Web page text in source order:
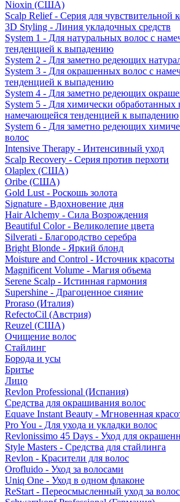
Nioxin (США)
Scalp Relief - Серия для чувствительной
3D Styling - Линия укладочных средств
System 1 - Для натуральных волос с
тенденцией к выпадению
System 2 - Для заметно редеющих
System 3 - Для окрашенных волос с
тенденцией к выпадению
System 4 - Для заметно редеющих
System 5 - Для химически обработанных
намечающейся тенденцией к выпадению
System 6 - Для заметно редеющих
волос
Intensive Therapy - Интенсивный уход
Scalp Recovery - Серия против перхоти
Olaplex (США)
Oribe (США)
Gold Lust - Роскошь золота
Signature - Вдохновение дня
Hair Alchemy - Сила Возрождения
Beautiful Color - Великолепие цвета
Silverati - Благородство серебра
Bright Blonde - Яркий блонд
Moisture and Control - Источник красоты
Magnificent Volume - Магия объема
Serene Scalp - Истинная гармония
Supershine - Драгоценное сияние
Proraso (Италия)
RefectoCil (Австрия)
Reuzel (США)
Очищение волос
Стайлинг
Борода и усы
Бритье
Лицо
Revlon Professional (Испания)
Средства для окрашивания волос
Equave Instant Beauty - Мгновенная
Pro You - Для ухода и укладки волос
Revlonissimo 45 Days - Уход для
Style Masters - Средства для стайлинга
Revlon - Красители для волос
Orofluido - Уход за волосами
Uniq One - Уход в одном флаконе
ReStart - Переосмысленный уход за